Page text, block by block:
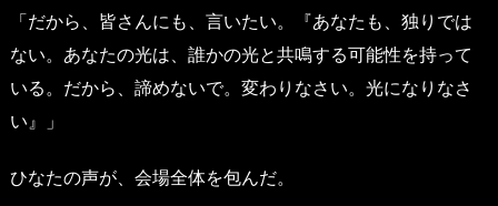
「だから、皆さんにも、言いたい。『あなたも、独りでは
ない。あなたの光は、誰かの光と共鳴する可能性を持って
いる。だから、諦めないで。変わりなさい。光になりなさ
い』」
ひなたの声が、会場全体を包んだ。